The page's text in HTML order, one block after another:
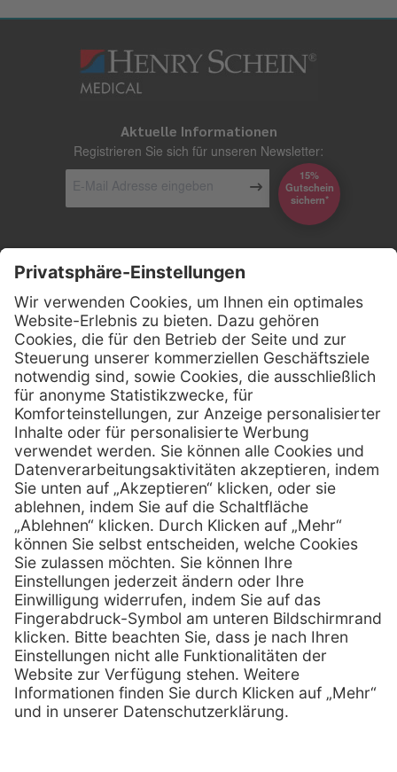
Aktuelle Informationen
Registrieren Sie sich für unseren Newsletter:
15%
Gutschein
*sichern
Kontakt
Firmensitz
Henry Schein Medical GmbH
Alt-Moabit 96 b
D-10559 Berlin
Telefon: 0800 - 888 777 6
Telefax: 0800 - 888 777 8
E-Mail: info @ henryschein-med.de
Services
Fernwartung
Vorteile
Eigenmarke
Leasing
Techn. Service
Kataloge
Hilfe
FAQs
Kontakt
Lob & Kritik
Außendienst
Retoure
E-Rechnung
Zertifikat Rechtliches